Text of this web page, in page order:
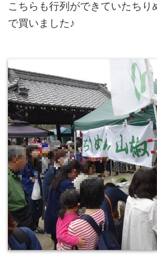
こちらも行列ができていたちり
で買いました♪